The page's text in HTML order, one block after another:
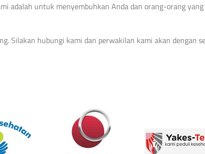
adalah untuk menyembuhkan Anda dan orang-orang
Silakan hubungi kami dan perwakilan kami akan dengan